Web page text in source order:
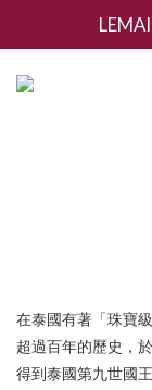
新
香氛 / 家居 /
在泰國有著「珠寶
超過百年的歷史，
得到泰國第九世國